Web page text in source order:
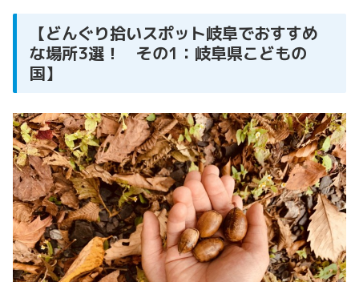
【どんぐり拾いスポット岐阜でおすすめ
な場所3選！ その1：岐阜県こどもの
国】